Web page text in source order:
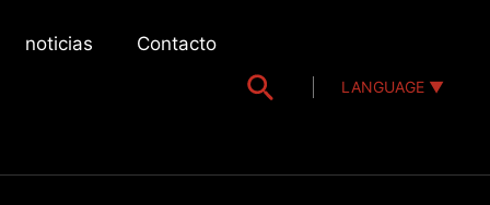
noticias Contacto
LANGUAGE ▼